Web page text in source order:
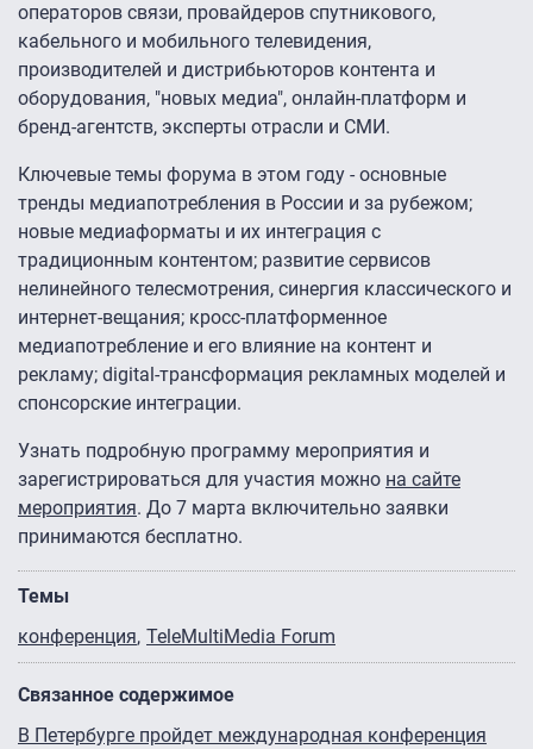
операторов связи, провайдеров спутникового,
кабельного и мобильного телевидения,
производителей и дистрибьюторов контента и
оборудования, "новых медиа", онлайн-платформ и
бренд-агентств, эксперты отрасли и СМИ.
Ключевые темы форума в этом году - основные
тренды медиапотребления в России и за рубежом;
новые медиаформаты и их интеграция с
традиционным контентом; развитие сервисов
нелинейного телесмотрения, синергия классического и
интернет-вещания; кросс-платформенное
медиапотребление и его влияние на контент и
рекламу; digital-трансформация рекламных моделей и
спонсорские интеграции.
Узнать подробную программу мероприятия и
зарегистрироваться для участия можно на сайте
мероприятия. До 7 марта включительно заявки
принимаются бесплатно.
Темы
конференция TeleMultiMedia Forum
Связанное содержимое
В Петербурге пройдет международная конференция